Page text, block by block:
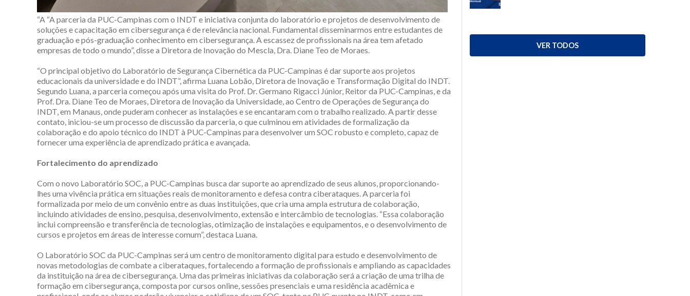
“A “A parceria da PUC-Campinas com o INDT e iniciativa conjunta do laboratório e projetos de desenvolvimento de
soluções e capacitação em cibersegurança é de relevância nacional. Fundamental disseminarmos entre estudantes de
graduação e pós-graduação conhecimento em cibersegurança. A escassez de profissionais na área tem afetado
empresas de todo o mundo”, disse a Diretora de Inovação do Mescla, Dra. Diane Teo de Moraes.
“O principal objetivo do Laboratório de Segurança Cibernética da PUC-Campinas é dar suporte aos projetos
educacionais da universidade e do INDT”, afirma Luana Lobão, Diretora de Inovação e Transformação Digital do INDT.
Segundo Luana, a parceria começou após uma visita do Prof. Dr. Germano Rigacci Júnior, Reitor da PUC-Campinas, e da
Prof. Dra. Diane Teo de Moraes, Diretora de Inovação da Universidade, ao Centro de Operações de Segurança do
INDT, em Manaus, onde puderam conhecer as instalações e se encantaram com o trabalho realizado. A partir desse
contato, iniciou-se um processo de discussão da parceria, o que culminou em atividades de formalização da
colaboração e do apoio técnico do INDT à PUC-Campinas para desenvolver um SOC robusto e completo, capaz de
fornecer uma experiência de aprendizado prática e avançada.
Fortalecimento do aprendizado
Com o novo Laboratório SOC, a PUC-Campinas busca dar suporte ao aprendizado de seus alunos, proporcionando-
lhes uma vivência prática em situações reais de monitoramento e defesa contra ciberataques. A parceria foi
formalizada por meio de um convênio entre as duas instituições, que cria uma ampla estrutura de colaboração,
incluindo atividades de ensino, pesquisa, desenvolvimento, extensão e intercâmbio de tecnologias. “Essa colaboração
inclui compreensão e transferência de tecnologias, otimização de instalações e equipamentos, e o desenvolvimento de
cursos e projetos em áreas de interesse comum”, destaca Luana.
O Laboratório SOC da PUC-Campinas será um centro de monitoramento digital para estudo e desenvolvimento de
novas metodologias de combate a ciberataques, fortalecendo a formação de profissionais e ampliando as capacidades
da instituição na área de cibersegurança. Uma das primeiras iniciativas da colaboração será a criação de uma trilha de
formação em cibersegurança, composta por cursos online, sessões presenciais e uma residência acadêmica e
VER TODOS